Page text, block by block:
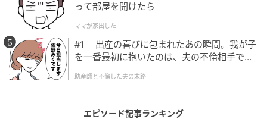
ただし、これは自分を大切にしているのではなく、自
分のコンプレックスという色眼鏡で誤判定を下してい
る「自傷行為」に他なりません。
たった1時間、しかも極限状態にある相手の態度だけで
「なし」と判定することが、婚活を永遠に長引かせる
って部屋を開けたら
ママが家出した
#1 出産の喜びに包まれたあの瞬間。我が子
を一番最初に抱いたのは、夫の不倫相手でし
助産師と不倫した夫の末路
エピソード記事ランキング